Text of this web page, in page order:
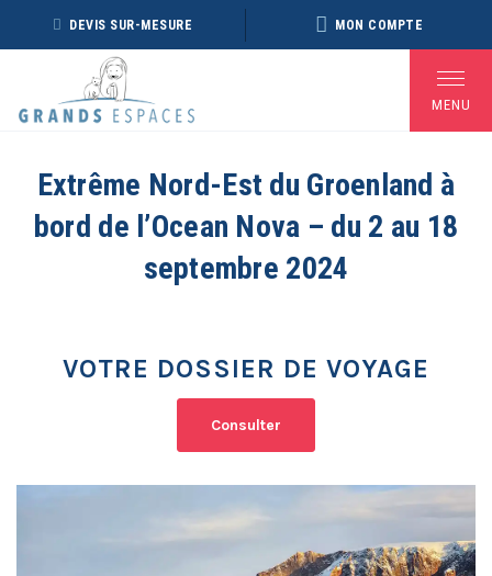
Panneau de gestion des cookies
BROCHURE RÉVEILLON
BROCHURE ARCTIQUE
2027 – NOUVELLE
VERSION
DEVIS SUR-MESURE MON COMPTE
MENU
Extrême Nord-Est du Groenland à
bord de l’Ocean Nova – du 2 au 18
septembre 2024
VOTRE DOSSIER DE VOYAGE
Consulter